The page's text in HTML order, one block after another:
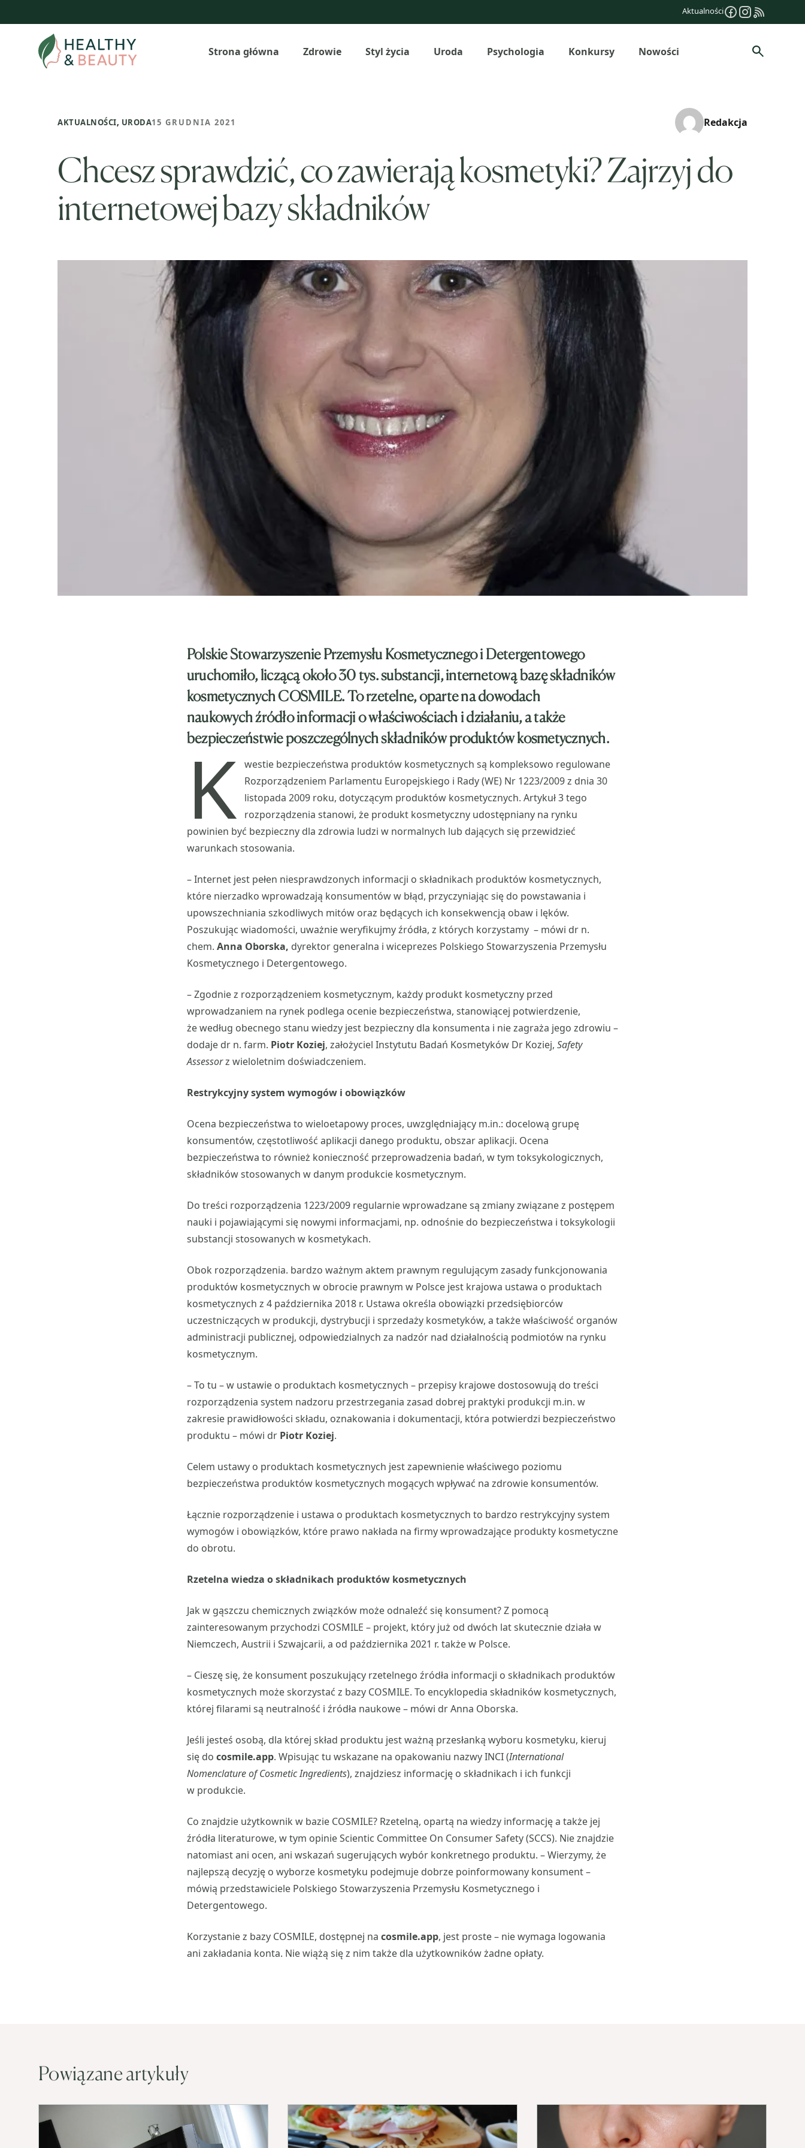
do
Aktualności
Strona główna Zdrowie Styl życia Uroda Psychologia Konkursy Nowości Szukaj
AKTUALNOŚCI, URODA15 GRUDNIA 2021 Redakcja
Chcesz sprawdzić, co zawierają kosmetyki? Zajrzyj do
internetowej bazy składników
Polskie Stowarzyszenie Przemysłu Kosmetycznego i Detergentowego
uruchomiło, liczącą około 30 tys. substancji, internetową bazę składników
kosmetycznych COSMILE. To rzetelne, oparte na dowodach
naukowych źródło informacji o właściwościach i działaniu, a także
bezpieczeństwie poszczególnych składników produktów kosmetycznych.
K
westie bezpieczeństwa produktów kosmetycznych są kompleksowo regulowane
Rozporządzeniem Parlamentu Europejskiego i Rady (WE) Nr 1223/2009 z dnia 30
listopada 2009 roku, dotyczącym produktów kosmetycznych. Artykuł 3 tego
rozporządzenia stanowi, że produkt kosmetyczny udostępniany na rynku
powinien być bezpieczny dla zdrowia ludzi w normalnych lub dających się przewidzieć
warunkach stosowania.
– Internet jest pełen niesprawdzonych informacji o składnikach produktów kosmetycznych,
które nierzadko wprowadzają konsumentów w błąd, przyczyniając się do powstawania i
upowszechniania szkodliwych mitów oraz będących ich konsekwencją obaw i lęków.
Poszukując wiadomości, uważnie weryfikujmy źródła, z których korzystamy – mówi dr n.
chem. Anna Oborska, dyrektor generalna i wiceprezes Polskiego Stowarzyszenia Przemysłu
Kosmetycznego i Detergentowego.
– Zgodnie z rozporządzeniem kosmetycznym, każdy produkt kosmetyczny przed
wprowadzaniem na rynek podlega ocenie bezpieczeństwa, stanowiącej potwierdzenie,
że według obecnego stanu wiedzy jest bezpieczny dla konsumenta i nie zagraża jego zdrowiu –
dodaje dr n. farm. Piotr Koziej, założyciel Instytutu Badań Kosmetyków Dr Koziej, Safety
Assessorz wieloletnim doświadczeniem.
Restrykcyjny system wymogów i obowiązków
Ocena bezpieczeństwa to wieloetapowy proces, uwzględniający m.in.: docelową grupę
konsumentów, częstotliwość aplikacji danego produktu, obszar aplikacji. Ocena
bezpieczeństwa to również konieczność przeprowadzenia badań, w tym toksykologicznych,
składników stosowanych w danym produkcie kosmetycznym.
Do treści rozporządzenia 1223/2009 regularnie wprowadzane są zmiany związane z postępem
nauki i pojawiającymi się nowymi informacjami, np. odnośnie do bezpieczeństwa i toksykologii
substancji stosowanych w kosmetykach.
Obok rozporządzenia. bardzo ważnym aktem prawnym regulującym zasady funkcjonowania
produktów kosmetycznych w obrocie prawnym w Polsce jest krajowa ustawa o produktach
kosmetycznych z 4 października 2018 r. Ustawa określa obowiązki przedsiębiorców
uczestniczących w produkcji, dystrybucji i sprzedaży kosmetyków, a także właściwość organów
administracji publicznej, odpowiedzialnych za nadzór nad działalnością podmiotów na rynku
kosmetycznym.
– To tu – w ustawie o produktach kosmetycznych – przepisy krajowe dostosowują do treści
rozporządzenia system nadzoru przestrzegania zasad dobrej praktyki produkcji m.in. w
zakresie prawidłowości składu, oznakowania i dokumentacji, która potwierdzi bezpieczeństwo
produktu – mówi dr Piotr Koziej.
Celem ustawy o produktach kosmetycznych jest zapewnienie właściwego poziomu
bezpieczeństwa produktów kosmetycznych mogących wpływać na zdrowie konsumentów.
Łącznie rozporządzenie i ustawa o produktach kosmetycznych to bardzo restrykcyjny system
wymogów i obowiązków, które prawo nakłada na firmy wprowadzające produkty kosmetyczne
do obrotu.
Rzetelna wiedza o składnikach produktów kosmetycznych
Jak w gąszczu chemicznych związków może odnaleźć się konsument? Z pomocą
zainteresowanym przychodzi COSMILE – projekt, który już od dwóch lat skutecznie działa w
Niemczech, Austrii i Szwajcarii, a od października 2021 r. także w Polsce.
– Cieszę się, że konsument poszukujący rzetelnego źródła informacji o składnikach produktów
kosmetycznych może skorzystać z bazy COSMILE. To encyklopedia składników kosmetycznych,
której filarami są neutralność i źródła naukowe – mówi dr Anna Oborska.
Jeśli jesteś osobą, dla której skład produktu jest ważną przesłanką wyboru kosmetyku, kieruj
się do cosmile.app. Wpisując tu wskazane na opakowaniu nazwy INCI (International
Nomenclature of Cosmetic Ingredients), znajdziesz informację o składnikach i ich funkcji
w produkcie.
Co znajdzie użytkownik w bazie COSMILE? Rzetelną, opartą na wiedzy informację a także jej
źródła literaturowe, w tym opinie Scientic Committee On Consumer Safety (SCCS). Nie znajdzie
natomiast ani ocen, ani wskazań sugerujących wybór konkretnego produktu. – Wierzymy, że
najlepszą decyzję o wyborze kosmetyku podejmuje dobrze poinformowany konsument –
mówią przedstawiciele Polskiego Stowarzyszenia Przemysłu Kosmetycznego i
Detergentowego.
Korzystanie z bazy COSMILE, dostępnej na cosmile.app, jest proste – nie wymaga logowania
ani zakładania konta. Nie wiążą się z nim także dla użytkowników żadne opłaty.
Powiązane artykuły